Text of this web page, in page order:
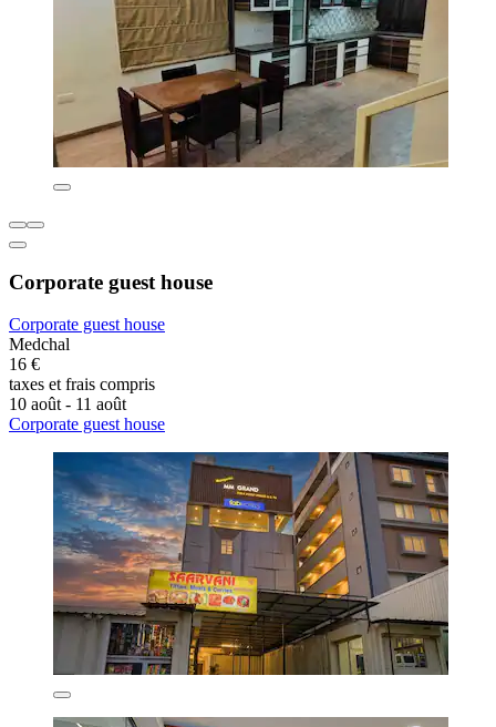
Corporate guest house
Corporate guest house
Medchal
16 €
taxes et frais compris
10 août - 11 août
Corporate guest house